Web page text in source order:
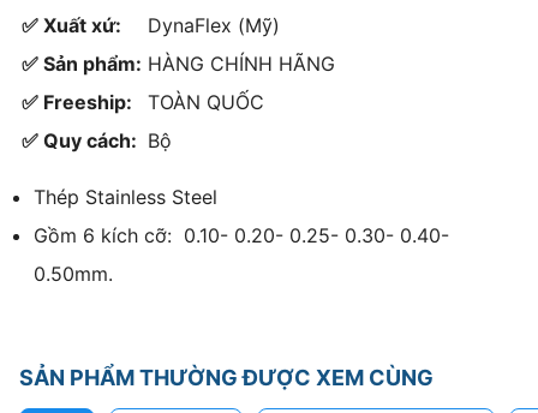
✅ Xuất xứ:
DynaFlex (Mỹ)
✅ Sản phẩm: HÀNG CHÍNH HÃNG
✅ Freeship:
TOÀN QUỐC
✅ Quy cách: Bộ
Thép Stainless Steel
Gồm 6 kích cỡ: 0.10- 0.20- 0.25- 0.30- 0.40-
0.50mm.
SẢN PHẨM THƯỜNG ĐƯỢC XEM CÙNG